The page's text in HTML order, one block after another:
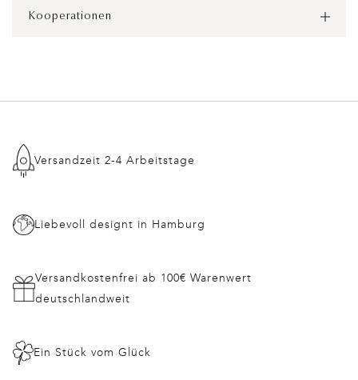
Kooperationen
Versandzeit 2-4 Arbeitstage
Liebevoll designt in Hamburg
Versandkostenfrei ab 100€ Warenwert
deutschlandweit
Ein Stück vom Glück